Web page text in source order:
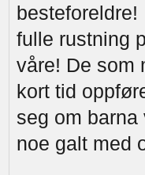
fulle rustning
våre! De som
kort tid
seg om barna
noe galt med